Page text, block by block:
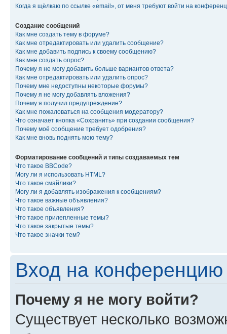
Когда я щёлкаю по ссылке «email», от меня требуют войти на
Создание сообщений
Как мне создать тему в форуме?
Как мне отредактировать или удалить сообщение?
Как мне добавить подпись к своему сообщению?
Как мне создать опрос?
Почему я не могу добавить больше вариантов ответа?
Как мне отредактировать или удалить опрос?
Почему мне недоступны некоторые форумы?
Почему я не могу добавлять вложения?
Почему я получил предупреждение?
Как мне пожаловаться на сообщения модератору?
Что означает кнопка «Сохранить» при создании сообщения?
Почему моё сообщение требует одобрения?
Как мне вновь поднять мою тему?
Форматирование сообщений и типы создаваемых тем
Что такое BBCode?
Могу ли я использовать HTML?
Что такое смайлики?
Могу ли я добавлять изображения к сообщениям?
Что такое важные объявления?
Что такое объявления?
Что такое прилепленные темы?
Что такое закрытые темы?
Что такое значки тем?
Вход на конференцию
Почему я не могу войти?
Существует несколько